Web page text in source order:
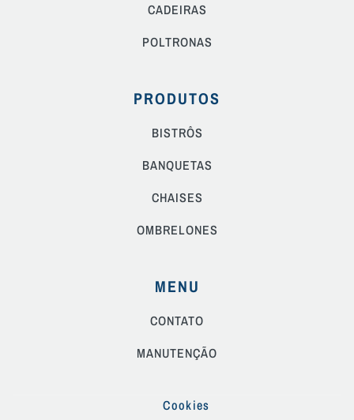
CADEIRAS
POLTRONAS
PRODUTOS
BISTRÔS
BANQUETAS
CHAISES
OMBRELONES
MENU
CONTATO
MANUTENÇÃO
Cookies